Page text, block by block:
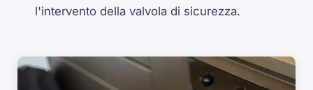
l'intervento della valvola di sicurezza.